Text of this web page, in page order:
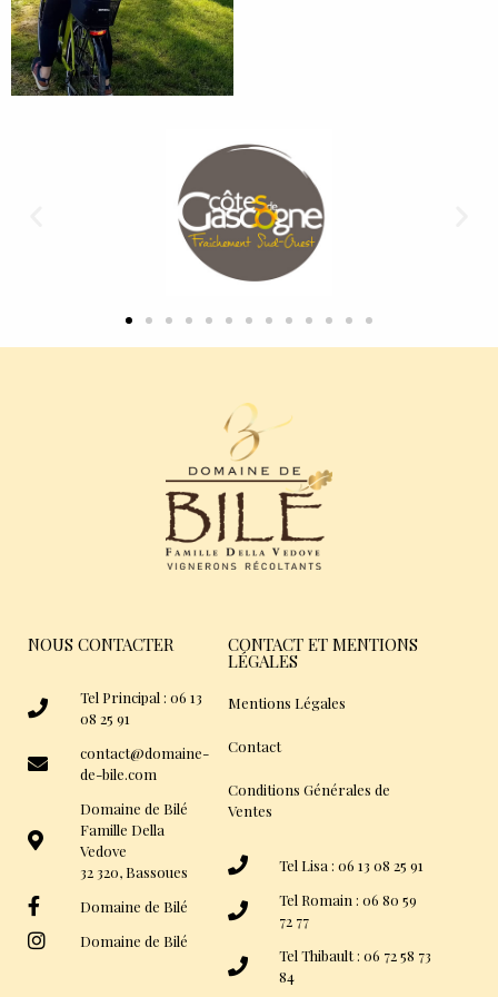
NOUS CONTACTER
Tel Principal : 06 13
08 25 91
contact@domaine-
de-bile.com
Domaine de Bilé
Famille Della
Vedove
32 320, Bassoues
Domaine de Bilé
Domaine de Bilé
CONTACT ET MENTIONS
LÉGALES
Mentions Légales
Contact
Conditions Générales de
Ventes
Tel Lisa : 06 13 08 25 91
Tel Romain : 06 80 59
72 77
Tel Thibault : 06 72 58 73
84